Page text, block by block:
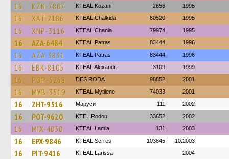
16 KZN-7807 KTEAL Kozani 2656 1995
16 XAT-2186 KTEAL Chalkida 80520 1995
16 XNP-3116 KTEAL Chania 79974 1995
16 AZA-6484 KTEAL Patras 83444 1996
16 AZA-3831 KTEAL Patras 83444 1996
16 EBK-8105 KTEAL Alexandr. 3109 1999
16 POP-5268 DES RODA 98852 2001
16 MYB-3519 KTEAL Mytilene 74033 2001
16 ZHT-9516 Маруси 111 2002
16 POT-9620 ΚΤΕL Rodou 33652 2002
16 MIX-4030 KTEAL Lamia 131 2003
16 EPX-9846 KTEAL Serres 103845 10.2003
16 PIT-9416 KTEAL Larissa 2004